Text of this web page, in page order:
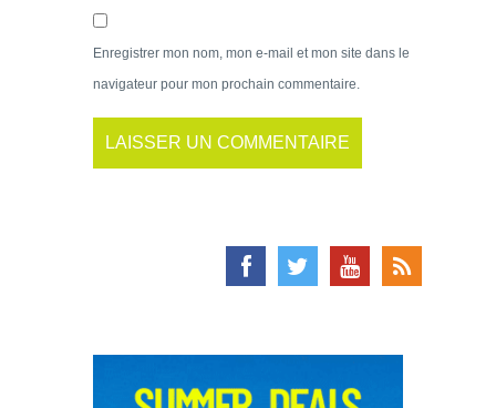
Enregistrer mon nom, mon e-mail et mon site dans le
navigateur pour mon prochain commentaire.